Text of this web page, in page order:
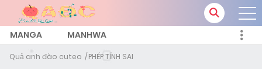
MANGA MANHWA
Quả anh đào cuteo PHÉP TÍNH SAI